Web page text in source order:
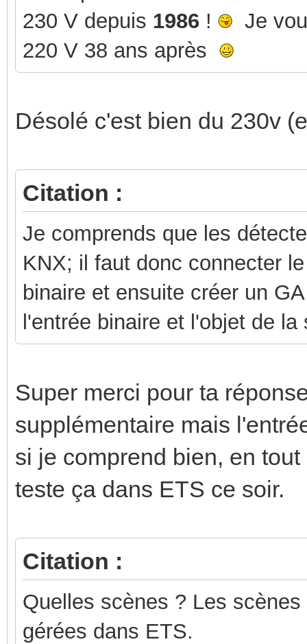
230 V depuis 1986 !
Je
220 V 38 ans après
Désolé c'est bien du 230v
Citation :
Je comprends que les
KNX; il faut donc connecter
binaire et ensuite créer un
l'entrée binaire et l'objet de
Super merci pour ta
supplémentaire mais
si je comprend bien, en
teste ça dans ETS ce soir.
Citation :
Quelles scènes ? Les
gérées dans ETS.